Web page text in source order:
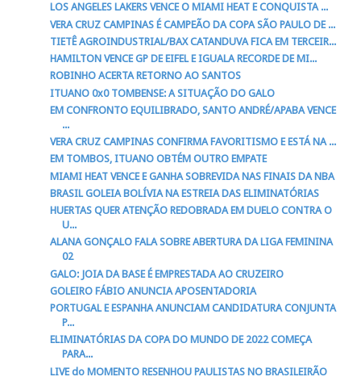
LOS ANGELES LAKERS VENCE O MIAMI HEAT E CONQUISTA ...
VERA CRUZ CAMPINAS É CAMPEÃO DA COPA SÃO PAULO DE ...
TIETÊ AGROINDUSTRIAL/BAX CATANDUVA FICA EM TERCEIR...
HAMILTON VENCE GP DE EIFEL E IGUALA RECORDE DE MI...
ROBINHO ACERTA RETORNO AO SANTOS
ITUANO 0x0 TOMBENSE: A SITUAÇÃO DO GALO
EM CONFRONTO EQUILIBRADO, SANTO ANDRÉ/APABA VENCE
...
VERA CRUZ CAMPINAS CONFIRMA FAVORITISMO E ESTÁ NA ...
EM TOMBOS, ITUANO OBTÉM OUTRO EMPATE
MIAMI HEAT VENCE E GANHA SOBREVIDA NAS FINAIS DA NBA
BRASIL GOLEIA BOLÍVIA NA ESTREIA DAS ELIMINATÓRIAS
HUERTAS QUER ATENÇÃO REDOBRADA EM DUELO CONTRA O
U...
ALANA GONÇALO FALA SOBRE ABERTURA DA LIGA FEMININA
02
GALO: JOIA DA BASE É EMPRESTADA AO CRUZEIRO
GOLEIRO FÁBIO ANUNCIA APOSENTADORIA
PORTUGAL E ESPANHA ANUNCIAM CANDIDATURA CONJUNTA
P...
ELIMINATÓRIAS DA COPA DO MUNDO DE 2022 COMEÇA
PARA...
LIVE do MOMENTO RESENHOU PAULISTAS NO BRASILEIRÃO